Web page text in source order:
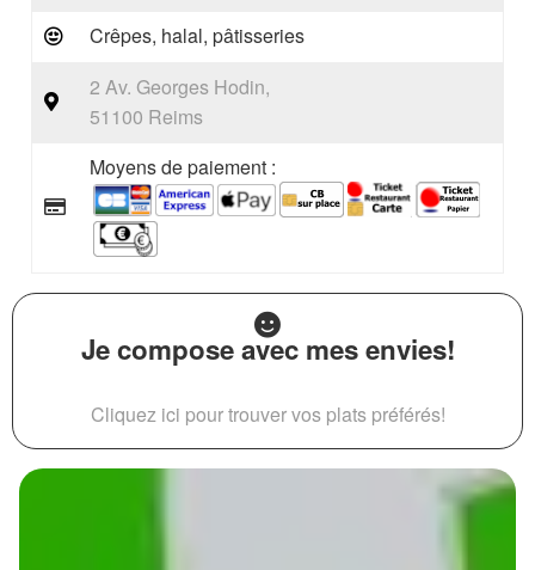
Crêpes, halal, pâtisseries
2 Av. Georges Hodin,
51100 Reims
Moyens de paiement :
Je compose avec mes envies!
Cliquez ici pour trouver vos plats préférés!